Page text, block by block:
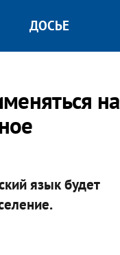
ДОСЬЕ
на
язык будет